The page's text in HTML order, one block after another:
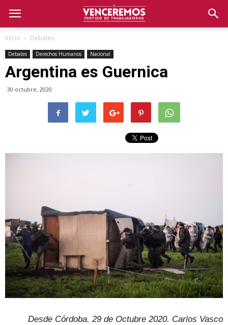
Inicio Debates
Debates Derechos Humanos Nacional
Argentina es Guernica
30 octubre, 2020
Desde Córdoba. 29 de Octubre 2020. Carlos Vasco